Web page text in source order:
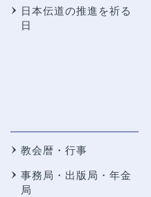
日本伝道の推進を祈る
日
教会暦・行事
事務局・出版局・年金
局